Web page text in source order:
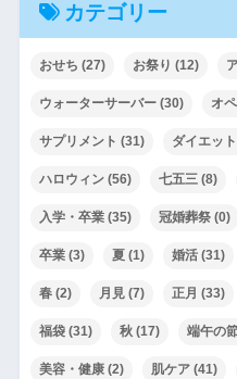
カテゴリー
おせち (27) お祭り (12)
ウォーターサーバー(30) オ
サプリメント (31) ダイエット
ハロウィン(56) 七五三(8)
入学・卒業(35) 冠婚葬祭(0)
卒業(3) 夏 (1) 婚活(31)
春(2) 月見(7) 正月 (33)
福袋(31) 秋(17) 端午の
美容・健康(2) 肌ケア(41)